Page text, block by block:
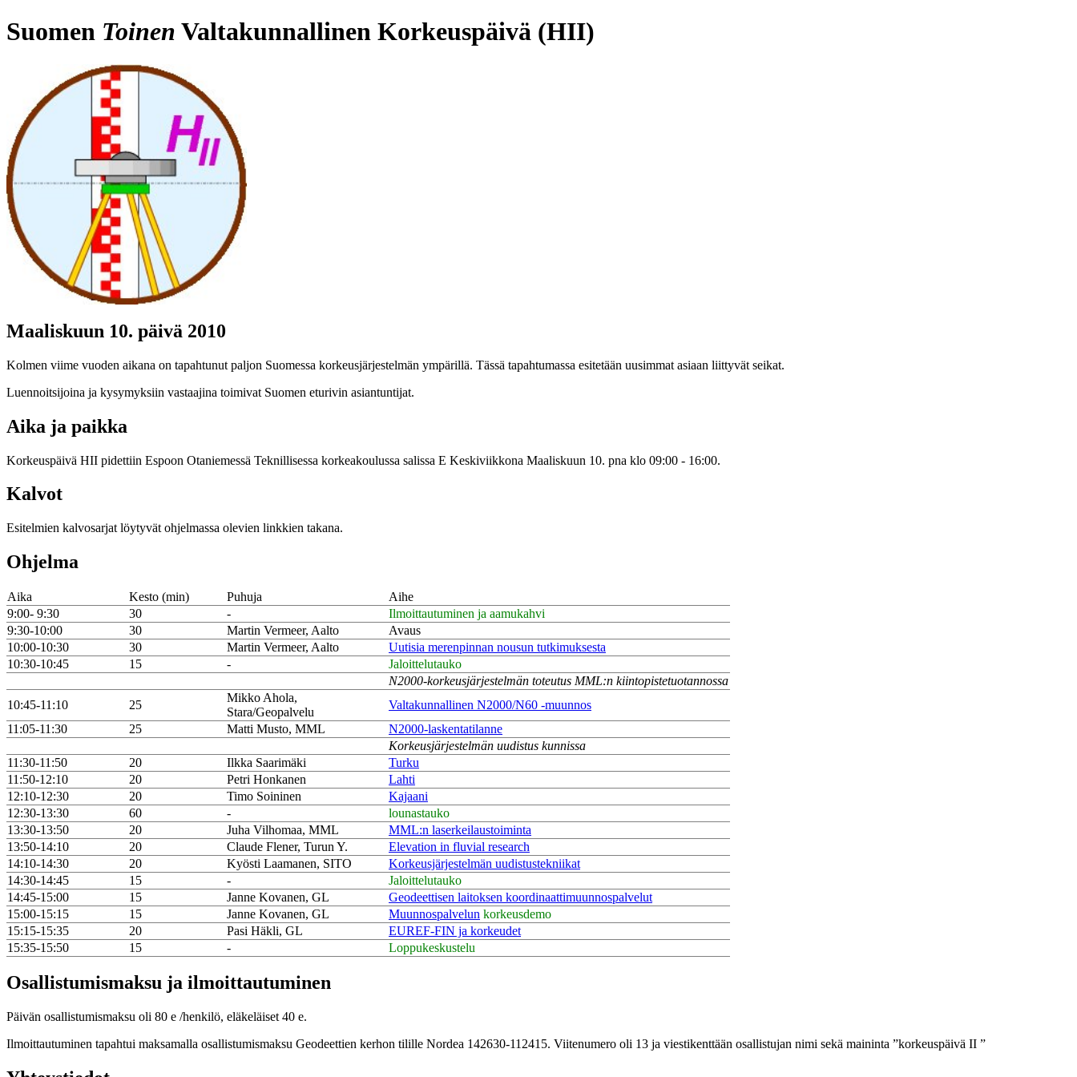
Suomen Toinen Valtakunnallinen Korkeuspäivä (HII)
Maaliskuun 10. päivä 2010
Kolmen viime vuoden aikana on tapahtunut paljon Suomessa korkeusjärjestelmän ympärillä. Tässä tapahtumassa esitetään uusimmat asiaan liittyvät seikat.
Luennoitsijoina ja kysymyksiin vastaajina toimivat Suomen eturivin asiantuntijat.
Aika ja paikka
Korkeuspäivä HII pidettiin Espoon Otaniemessä Teknillisessa korkeakoulussa salissa E Keskiviikkona Maaliskuun 10. pna klo 09:00 - 16:00.
Kalvot
Esitelmien kalvosarjat löytyvät ohjelmassa olevien linkkien takana.
Ohjelma
Aika Kesto (min) Puhuja
Aihe
9:00- 9:30
30 -
Ilmoittautuminen ja aamukahvi
9:30-10:00
30 Martin Vermeer, Aalto
Avaus
10:00-10:30
30 Martin Vermeer, Aalto
Uutisia merenpinnan nousun tutkimuksesta
10:30-10:45
15 -
Jaloittelutauko
N2000-korkeusjärjestelmän toteutus MML:n kiintopistetuotannossa
10:45-11:10
25
Mikko Ahola,
Stara/Geopalvelu
Valtakunnallinen N2000/N60 -muunnos
11:05-11:30
25 Matti Musto, MML
N2000-laskentatilanne
Korkeusjärjestelmän uudistus kunnissa
11:30-11:50
20 Ilkka Saarimäki
Turku
11:50-12:10
20 Petri Honkanen
Lahti
12:10-12:30
20 Timo Soininen
Kajaani
12:30-13:30
60 -
lounastauko
13:30-13:50
20 Juha Vilhomaa, MML
MML:n laserkeilaustoiminta
13:50-14:10
20 Claude Flener, Turun Y.
Elevation in fluvial research
14:10-14:30
20 Kyösti Laamanen, SITO
Korkeusjärjestelmän uudistustekniikat
14:30-14:45
15 -
Jaloittelutauko
14:45-15:00
15 Janne Kovanen, GL
Geodeettisen laitoksen koordinaattimuunnospalvelut
15:00-15:15
15 Janne Kovanen, GL Muunnospalvelun korkeusdemo
15:15-15:35
20 Pasi Häkli, GL
EUREF-FIN ja korkeudet
15:35-15:50
15 - Loppukeskustelu
Osallistumismaksu ja ilmoittautuminen
Päivän osallistumismaksu oli 80 e /henkilö, eläkeläiset 40 e.
Ilmoittautuminen tapahtui maksamalla osallistumismaksu Geodeettien kerhon tilille Nordea 142630-112415. Viitenumero oli 13 ja viestikenttään osallistujan nimi sekä maininta ”korkeuspäivä II ”